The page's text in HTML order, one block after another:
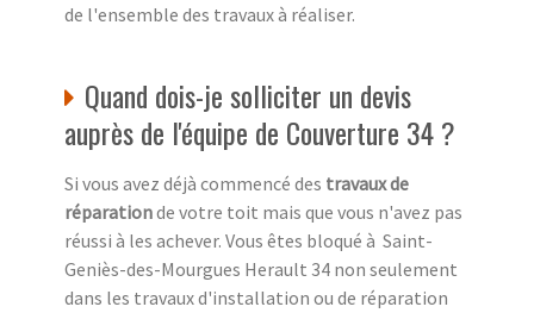
de l'ensemble des travaux à réaliser.
Quand dois-je solliciter un devis
auprès de l'équipe de Couverture 34 ?
Si vous avez déjà commencé des travaux de
réparationde votre toit mais que vous n'avez pas
réussi à les achever. Vous êtes bloqué à Saint-
Geniès-des-Mourgues Herault 34 non seulement
dans les travaux d'installation ou de réparation